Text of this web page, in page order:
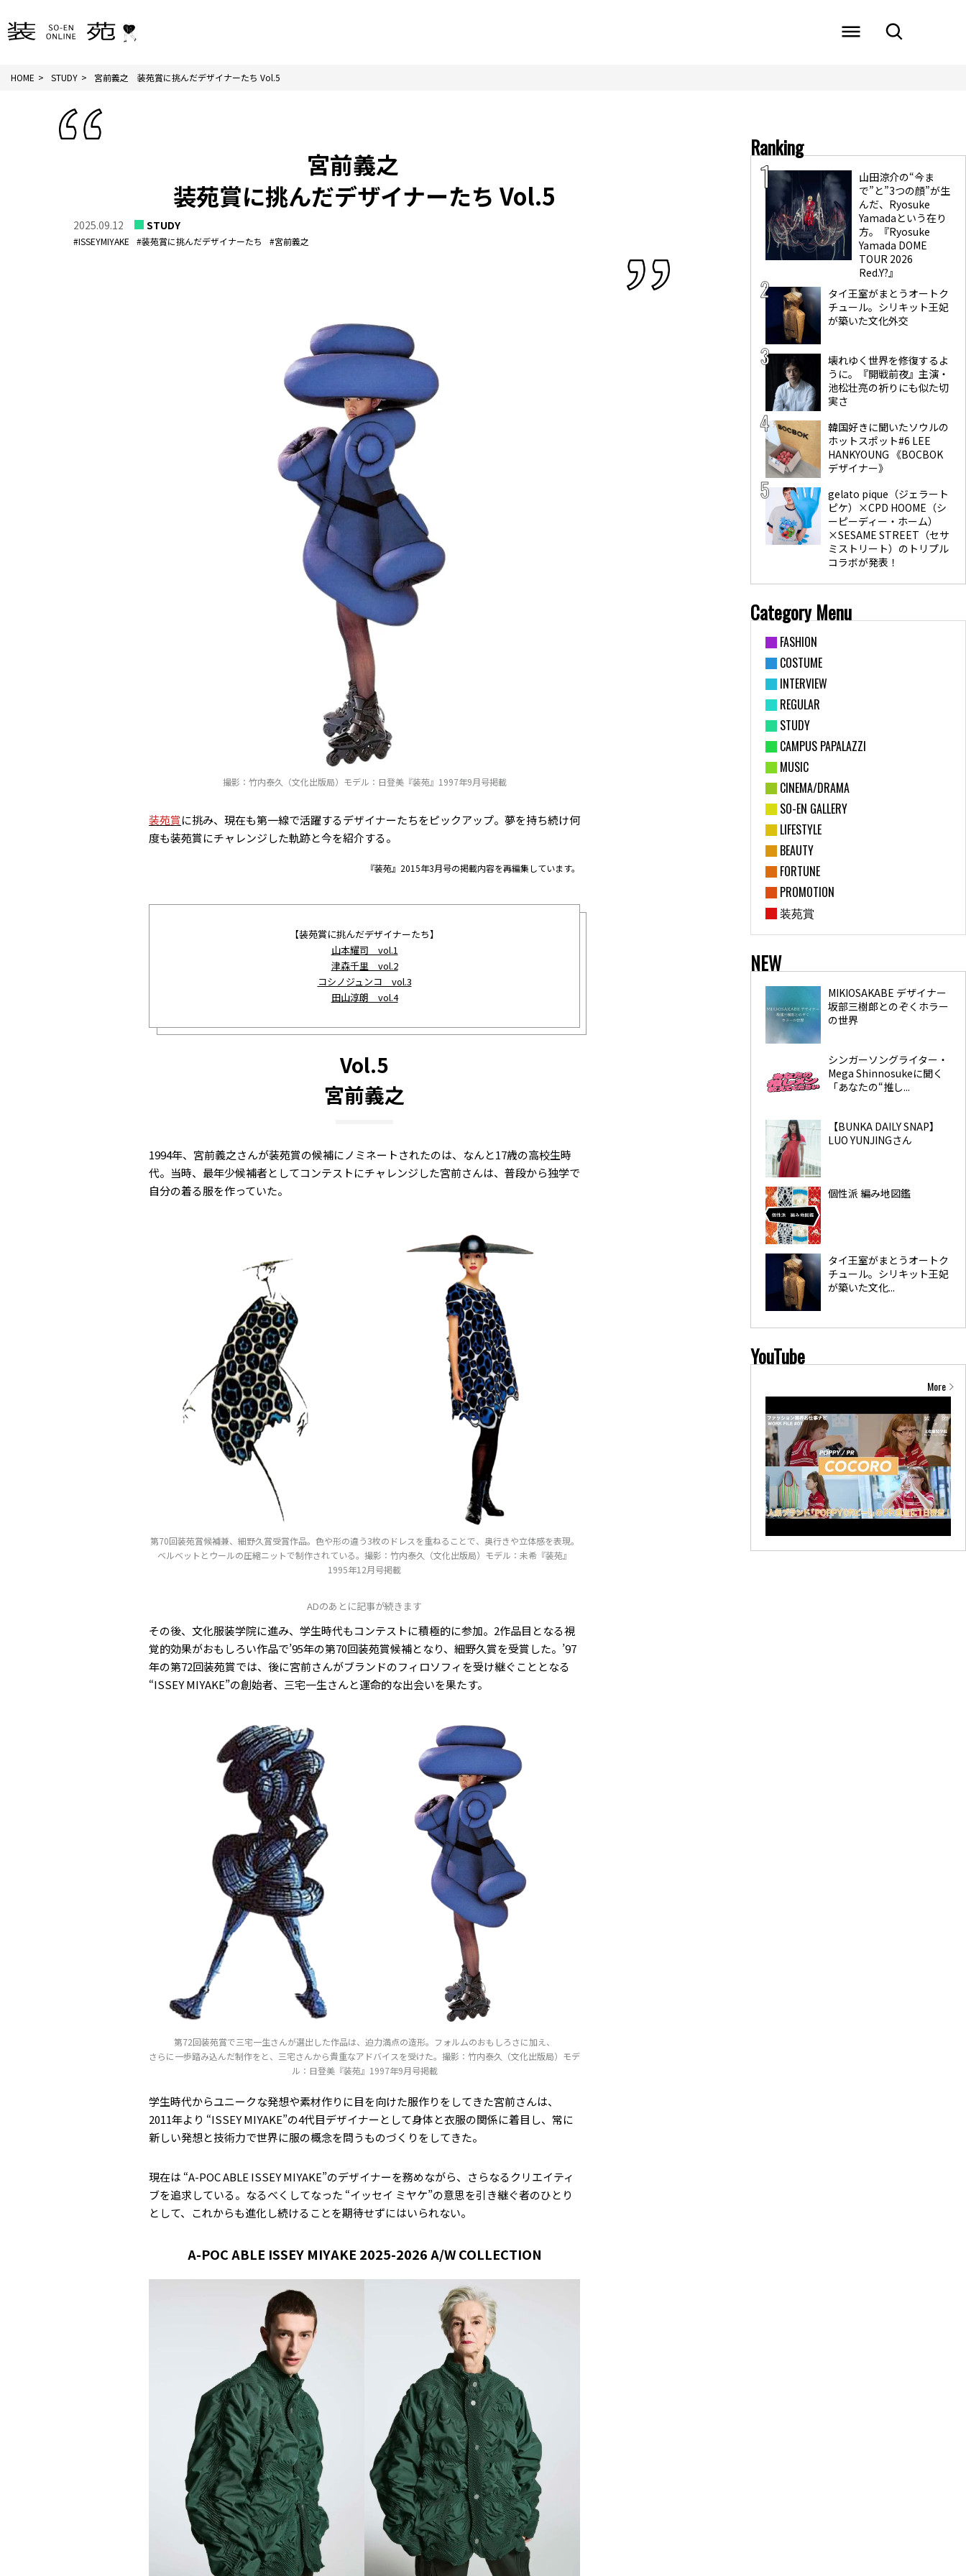
HOME STUDY 宮前義之 装苑賞に挑んだデザイナーたち Vol.5
宮前義之
装苑賞に挑んだデザイナーたち Vol.5
2025.09.12 STUDY
#ISSEYMIYAKE #装苑賞に挑んだデザイナーたち #宮前義之
撮影：竹内泰久（文化出版局）モデル：日登美『装苑』1997年9月号掲載
装苑賞に挑み、現在も第一線で活躍するデザイナーたちをピックアップ。夢を持ち続け何
度も装苑賞にチャレンジした軌跡と今を紹介する。
『装苑』2015年3月号の掲載内容を再編集しています。
【装苑賞に挑んだデザイナーたち】
山本耀司 vol.1
津森千里 vol.2
コシノジュンコ vol.3
田山淳朗 vol.4
Vol.5
宮前義之
1994年、宮前義之さんが装苑賞の候補にノミネートされたのは、なんと17歳の高校生時
代。当時、最年少候補者としてコンテストにチャレンジした宮前さんは、普段から独学で
自分の着る服を作っていた。
第70回装苑賞候補兼、細野久賞受賞作品。色や形の違う3枚のドレスを重ねることで、奥行きや立体感を表現。
ベルベットとウールの圧縮ニットで制作されている。撮影：竹内泰久（文化出版局）モデル：未希『装苑』
1995年12月号掲載
ADのあとに記事が続きます
その後、文化服装学院に進み、学生時代もコンテストに積極的に参加。2作品目となる視
覚的効果がおもしろい作品で’95年の第70回装苑賞候補となり、細野久賞を受賞した。’97
年の第72回装苑賞では、後に宮前さんがブランドのフィロソフィを受け継ぐこととなる
“ISSEY MIYAKE”の創始者、三宅一生さんと運命的な出会いを果たす。
第72回装苑賞で三宅一生さんが選出した作品は、迫力満点の造形。フォルムのおもしろさに加え、
さらに一歩踏み込んだ制作をと、三宅さんから貴重なアドバイスを受けた。撮影：竹内泰久（文化出版局）モデ
ル：日登美『装苑』1997年9月号掲載
学生時代からユニークな発想や素材作りに目を向けた服作りをしてきた宮前さんは、
2011年より “ISSEY MIYAKE”の4代目デザイナーとして身体と衣服の関係に着目し、常に
新しい発想と技術力で世界に服の概念を問うものづくりをしてきた。
現在は “A-POC ABLE ISSEY MIYAKE”のデザイナーを務めながら、さらなるクリエイティ
ブを追求している。なるべくしてなった “イッセイ ミヤケ”の意思を引き継ぐ者のひとり
として、これからも進化し続けることを期待せずにはいられない。
A-POC ABLE ISSEY MIYAKE 2025-2026 A/W COLLECTION
Ranking
山田涼介の“今ま
で”と”3つの顔”が生
んだ、Ryosuke
Yamadaという在り
方。『Ryosuke
Yamada DOME
TOUR 2026
Red.Y?』
タイ王室がまとうオートク
チュール。シリキット王妃
が築いた文化外交
壊れゆく世界を修復するよ
うに。『開戦前夜』主演・
池松壮亮の祈りにも似た切
実さ
韓国好きに聞いたソウルの
ホットスポット#6 LEE
HANKYOUNG 《BOCBOK
デザイナー》
gelato pique（ジェラート
ピケ）×CPD HOOME（シ
ーピーディー・ホーム）
×SESAME STREET（セサ
ミストリート）のトリプル
コラボが発表！
Category Menu
FASHION
COSTUME
INTERVIEW
REGULAR
STUDY
CAMPUS PAPALAZZI
MUSIC
CINEMA/DRAMA
SO-EN GALLERY
LIFESTYLE
BEAUTY
FORTUNE
PROMOTION
装苑賞
NEW
MIKIOSAKABE デザイナー
坂部三樹郎とのぞくホラー
の世界
シンガーソングライター・
Mega Shinnosukeに聞く
「あなたの“推し...
【BUNKA DAILY SNAP】
LUO YUNJINGさん
個性派 編み地図鑑
タイ王室がまとうオートク
チュール。シリキット王妃
が築いた文化...
YouTube
More